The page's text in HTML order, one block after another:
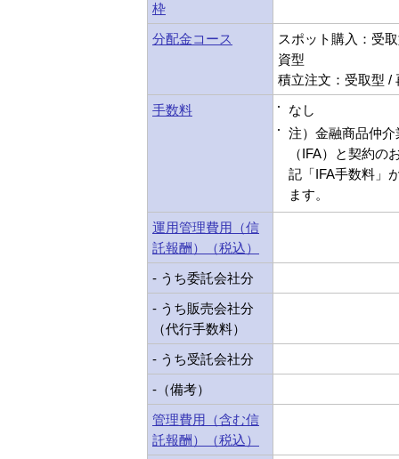
枠
分配金コース
スポット購入：受
資型
積立注文：受取型 /
手数料
なし
注）金融商品仲介
（IFA）と契約の
記「IFA手数料」
ます。
運用管理費用（信
託報酬）（税込）
- うち委託会社分
- うち販売会社分
（代行手数料）
- うち受託会社分
-（備考）
管理費用（含む信
託報酬）（税込）